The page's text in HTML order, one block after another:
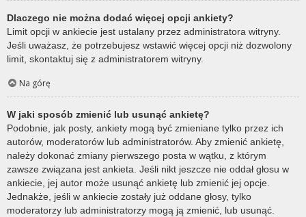
Dlaczego nie można dodać więcej opcji ankiety?
Limit opcji w ankiecie jest ustalany przez administratora witryny.
Jeśli uważasz, że potrzebujesz wstawić więcej opcji niż dozwolony
limit, skontaktuj się z administratorem witryny.
Na górę
W jaki sposób zmienić lub usunąć ankietę?
Podobnie, jak posty, ankiety mogą być zmieniane tylko przez ich
autorów, moderatorów lub administratorów. Aby zmienić ankietę,
należy dokonać zmiany pierwszego posta w wątku, z którym
zawsze związana jest ankieta. Jeśli nikt jeszcze nie oddał głosu w
ankiecie, jej autor może usunąć ankietę lub zmienić jej opcje.
Jednakże, jeśli w ankiecie zostały już oddane głosy, tylko
moderatorzy lub administratorzy mogą ją zmienić, lub usunąć.